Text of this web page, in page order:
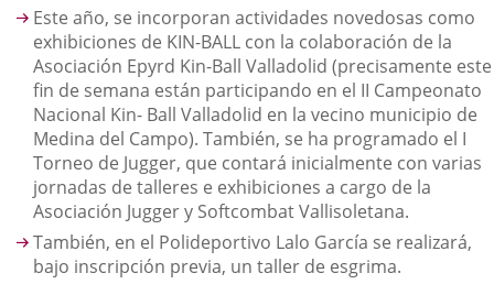
Este año, se incorporan actividades novedosas como
exhibiciones de KIN-BALL con la colaboración de la
Asociación Epyrd Kin-Ball Valladolid (precisamente este
fin de semana están participando en el II Campeonato
Nacional Kin- Ball Valladolid en la vecino municipio de
Medina del Campo). También, se ha programado el I
Torneo de Jugger, que contará inicialmente con varias
jornadas de talleres e exhibiciones a cargo de la
Asociación Jugger y Softcombat Vallisoletana.
También, en el Polideportivo Lalo García se realizará,
bajo inscripción previa, un taller de esgrima.